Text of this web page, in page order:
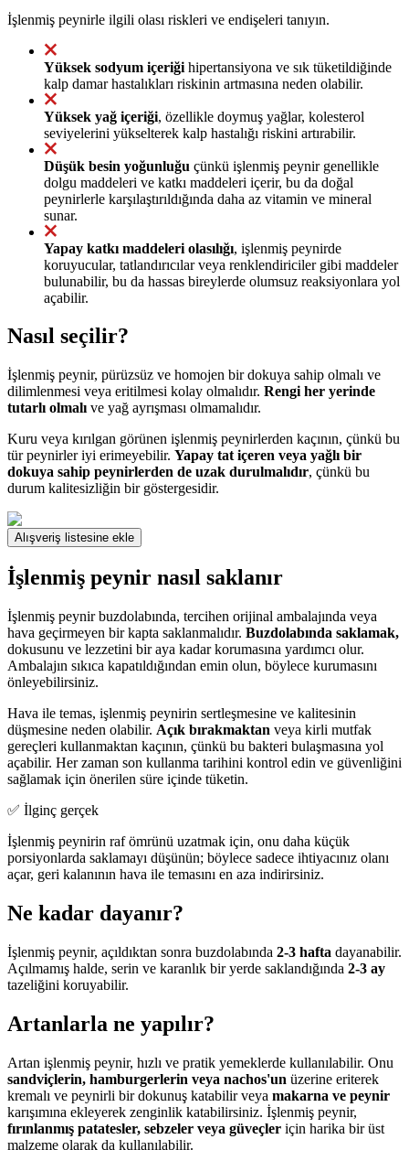
İşlenmiş peynirle ilgili olası riskleri ve endişeleri tanıyın.
Yüksek sodyum içeriği hipertansiyona ve sık tüketildiğinde
kalp damar hastalıkları riskinin artmasına neden olabilir.
Yüksek yağ içeriği, özellikle doymuş yağlar, kolesterol
seviyelerini yükselterek kalp hastalığı riskini artırabilir.
Düşük besin yoğunluğu çünkü işlenmiş peynir genellikle
dolgu maddeleri ve katkı maddeleri içerir, bu da doğal
peynirlerle karşılaştırıldığında daha az vitamin ve mineral
sunar.
Yapay katkı maddeleri olasılığı, işlenmiş peynirde
koruyucular, tatlandırıcılar veya renklendiriciler gibi maddeler
bulunabilir, bu da hassas bireylerde olumsuz reaksiyonlara yol
açabilir.
Nasıl seçilir?
İşlenmiş peynir, pürüzsüz ve homojen bir dokuya sahip olmalı ve
dilimlenmesi veya eritilmesi kolay olmalıdır. Rengi her yerinde
tutarlı olmalı ve yağ ayrışması olmamalıdır.
Kuru veya kırılgan görünen işlenmiş peynirlerden kaçının, çünkü bu
tür peynirler iyi erimeyebilir. Yapay tat içeren veya yağlı bir
dokuya sahip peynirlerden de uzak durulmalıdır, çünkü bu
durum kalitesizliğin bir göstergesidir.
Alışveriş listesine ekle
İşlenmiş peynir nasıl saklanır
İşlenmiş peynir buzdolabında, tercihen orijinal ambalajında veya
hava geçirmeyen bir kapta saklanmalıdır. Buzdolabında saklamak,
dokusunu ve lezzetini bir aya kadar korumasına yardımcı olur.
Ambalajın sıkıca kapatıldığından emin olun, böylece kurumasını
önleyebilirsiniz.
Hava ile temas, işlenmiş peynirin sertleşmesine ve kalitesinin
düşmesine neden olabilir. Açık bırakmaktan veya kirli mutfak
gereçleri kullanmaktan kaçının, çünkü bu bakteri bulaşmasına yol
açabilir. Her zaman son kullanma tarihini kontrol edin ve güvenliğini
sağlamak için önerilen süre içinde tüketin.
✅ İlginç gerçek
İşlenmiş peynirin raf ömrünü uzatmak için, onu daha küçük
porsiyonlarda saklamayı düşünün; böylece sadece ihtiyacınız olanı
açar, geri kalanının hava ile temasını en aza indirirsiniz.
Ne kadar dayanır?
İşlenmiş peynir, açıldıktan sonra buzdolabında 2-3 hafta dayanabilir.
Açılmamış halde, serin ve karanlık bir yerde saklandığında 2-3 ay
tazeliğini koruyabilir.
Artanlarla ne yapılır?
Artan işlenmiş peynir, hızlı ve pratik yemeklerde kullanılabilir. Onu
sandviçlerin, hamburgerlerin veya nachos'un üzerine eriterek
kremalı ve peynirli bir dokunuş katabilir veya makarna ve peynir
karışımına ekleyerek zenginlik katabilirsiniz. İşlenmiş peynir,
fırınlanmış patatesler, sebzeler veya güveçler için harika bir üst
malzeme olarak da kullanılabilir.